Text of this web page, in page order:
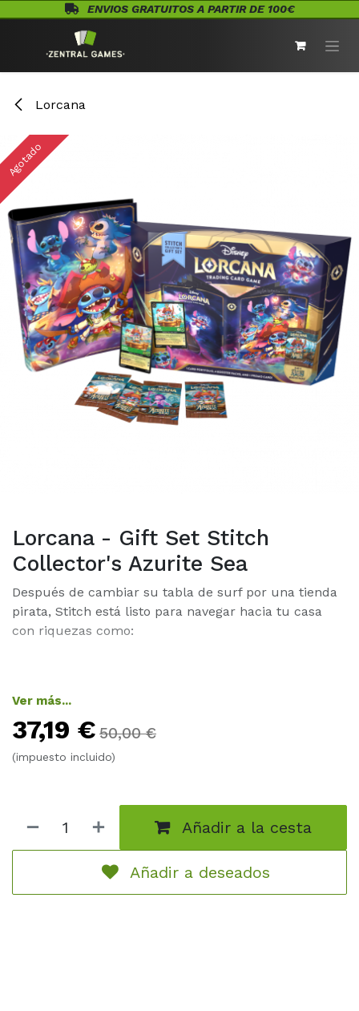
Ir al contenidoENVIOS GRATUITOS A PARTIR DE 100€
Lorcana
Agotado
Lorcana - Gift Set Stitch
Collector's Azurite Sea
Después de cambiar su tabla de surf por una tienda
pirata, Stitch está listo para navegar hacia tu casa
con riquezas como:
Una carta promocional de Stith - Alien
4 paquetes de refuerzo de Azurite Sea
Un portafolios decordado con las múltiples
Ver más...
37,19 € 50,00€
(impuesto incluido)
Añadir a la cesta
Añadir a deseados